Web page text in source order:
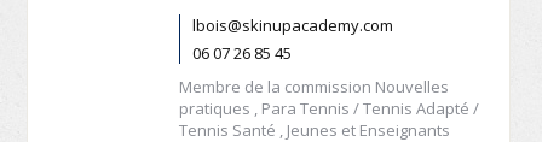
lbois@skinupacademy.com
06 07 26 85 45
Membre de la commission Nouvelles
pratiques , Para Tennis / Tennis Adapté /
Tennis Santé , Jeunes et Enseignants